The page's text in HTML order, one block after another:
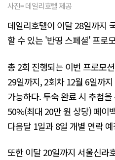
사진= 데일리호텔 제공
데일리호텔이 이달 28일까지
할 수 있는 '반띵 스페셜' 프로
총 2회 진행되는 이번 프로모
29일까지, 2회차 12월 6일까
가능하다. 투숙 완료 시 추첨
50%(최대 20만 원 상당) 페이
다음달 1일과 8일 개별 연락
또한 이달 20일까지 서울신라